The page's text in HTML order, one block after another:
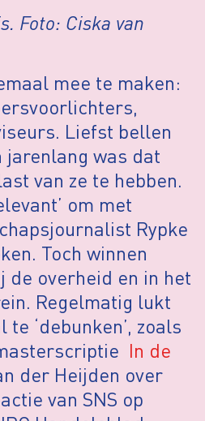
Foto: Ciska van
mee te maken:
Liefst bellen
jarenlang was dat
van ze te hebben.
om met
Rypke
Toch winnen
de overheid en in het
Regelmatig lukt
‘debunken’, zoals
In de
der Heijden over
van SNS op